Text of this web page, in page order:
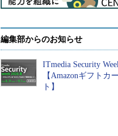
編集部からのお知らせ
ITmedia Security
【Amazonギフトカ
ト】